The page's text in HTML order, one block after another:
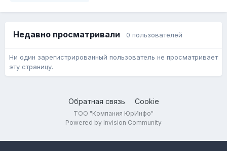
Недавно просматривали 0 пользователей
Ни один зарегистрированный пользователь не просматривает
эту страницу.
Обратная связь Cookie
ТОО "Компания ЮрИнфо"
Powered by Invision Community